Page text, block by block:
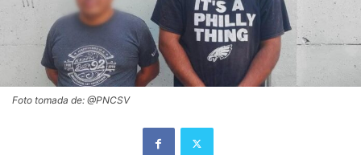
Foto tomada de: @PNCSV